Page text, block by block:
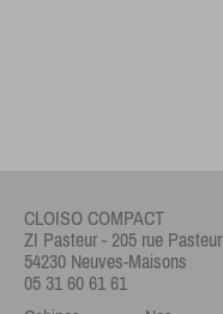
CLOISO COMPACT
ZI Pasteur - 205 rue Pasteur
54230 Neuves-Maisons
05 31 60 61 61